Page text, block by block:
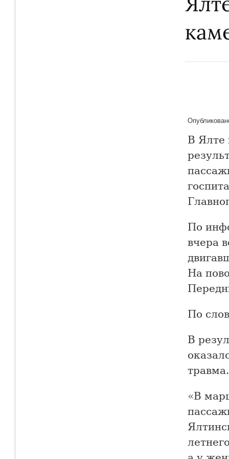
В Ялте
По
вчера
На
По
В
травма.
«В